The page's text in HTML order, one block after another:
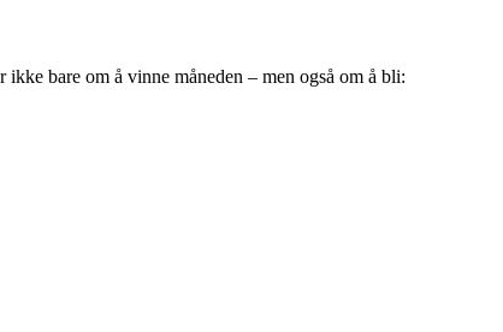
bare om å vinne måneden – men også om å bli: